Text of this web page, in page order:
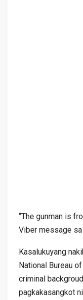
“The gunman is
Viber message sa
Kasalukuyang
National Bureau
criminal
pagkakasangkot